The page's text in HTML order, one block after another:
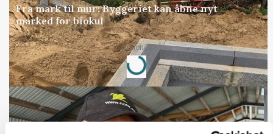
Fra mark til mur: Byggeriet kan åbne nyt
marked for biokul
Annonce
Loading...